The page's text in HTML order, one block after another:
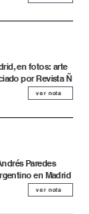
en fotos: arte
por Revista Ñ
ver nota
Paredes
en Madrid
ver nota